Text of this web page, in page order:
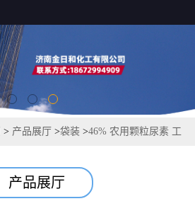
> 产品展厅 >袋装 >46% 农用颗粒尿素 工
产品展厅